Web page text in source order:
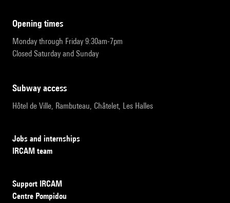
opening times
Monday through Friday 9:30am-7pm
Closed Saturday and Sunday
subway access
Hôtel de Ville, Rambuteau, Châtelet, Les Halles
Jobs and internships
IRCAM team
Support IRCAM
Centre Pompidou